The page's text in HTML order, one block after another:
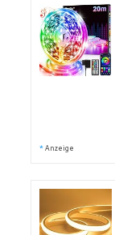
* Anzeige